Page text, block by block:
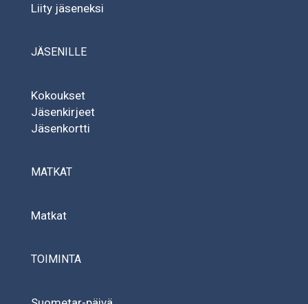
Liity jäseneksi
JÄSENILLE
Kokoukset
Jäsenkirjeet
Jäsenkortti
MATKAT
Matkat
TOIMINTA